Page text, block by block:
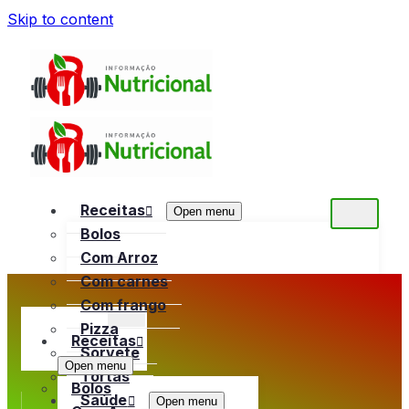
Skip to content
Receitas Open menu
Bolos
Com Arroz
Com carnes
Com frango
Pizza
Sorvete
Tortas
Saúde
Open menu
Receitas
Open menu
Bolos